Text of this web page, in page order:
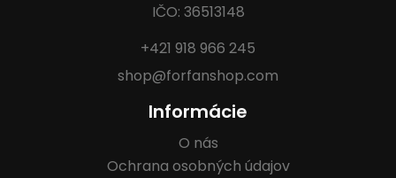
IČO: 36513148
+421 918 966 245
shop@forfanshop.com
Informácie
O nás
Ochrana osobných údajov